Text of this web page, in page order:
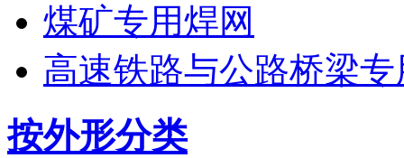
煤矿专用焊网
高速铁路与公路桥梁
按外形分类